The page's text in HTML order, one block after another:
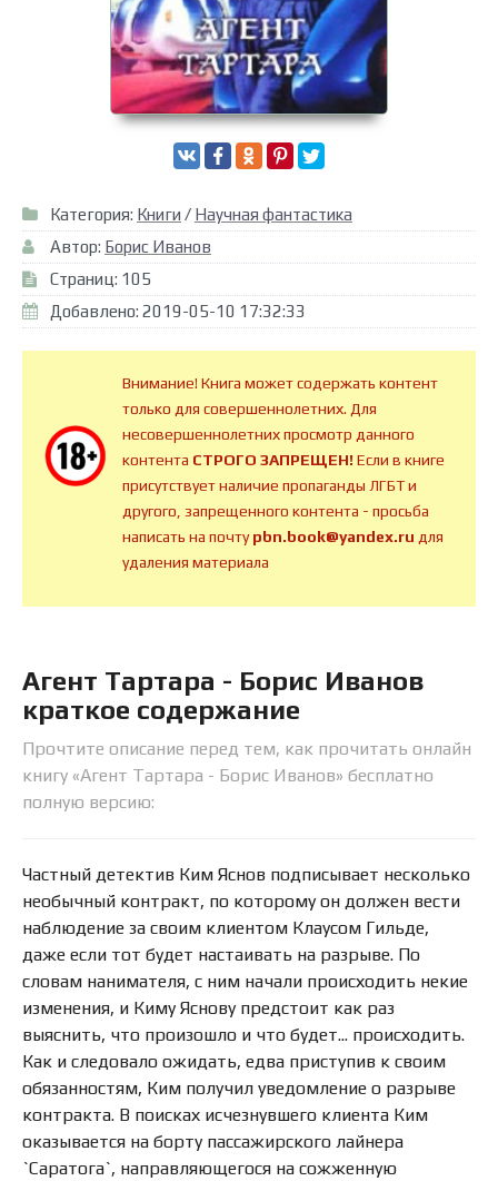
Категория: Книги / Научная фантастика
Автор: Борис Иванов
Страниц: 105
Добавлено: 2019-05-10 17:32:33
Внимание! Книга может содержать контент
только для совершеннолетних. Для
несовершеннолетних просмотр данного
контента СТРОГО ЗАПРЕЩЕН!Если в книге
присутствует наличие пропаганды ЛГБТ и
другого, запрещенного контента - просьба
написать на почтуpbn.book@yandex.ru для
удаления материала
Агент Тартара - Борис Иванов
краткое содержание
Прочтите описание перед тем, как прочитать онлайн
книгу «Агент Тартара - Борис Иванов» бесплатно
полную версию:
Частный детектив Ким Яснов подписывает несколько
необычный контракт, по которому он должен вести
наблюдение за своим клиентом Клаусом Гильде,
даже если тот будет настаивать на разрыве. По
словам нанимателя, с ним начали происходить некие
изменения, и Киму Яснову предстоит как раз
выяснить, что произошло и что будет... происходить.
Как и следовало ожидать, едва приступив к своим
обязанностям, Ким получил уведомление о разрыве
контракта. В поисках исчезнувшего клиента Ким
оказывается на борту пассажирского лайнера
`Саратога`, направляющегося на сожженную